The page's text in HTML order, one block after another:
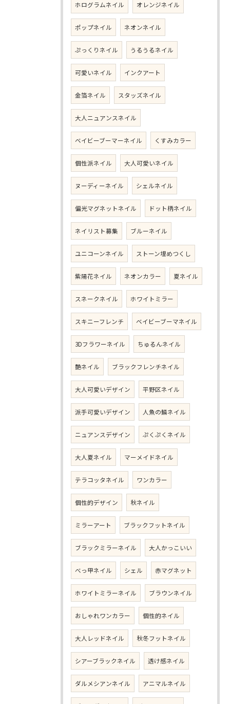
ホログラムネイル オレンジネイル
ポップネイル ネオンネイル
ぷっくりネイル うるうるネイル
可愛いネイル インクアート
金箔ネイル スタッズネイル
大人ニュアンスネイル
ベイビーブーマーネイル くすみカラー
個性派ネイル 大人可愛いネイル
ヌーディーネイル シェルネイル
偏光マグネットネイル ドット柄ネイル
ネイリスト募集 ブルーネイル
ユニコーンネイル ストーン埋めつくし
紫陽花ネイル ネオンカラー 夏ネイル
スネークネイル ホワイトミラー
スキニーフレンチ ベイビーブーマネイル
3Dフラワーネイル ちゅるんネイル
艶ネイル ブラックフレンチネイル
大人可愛いデザイン 平野区ネイル
派手可愛いデザイン 人魚の鱗ネイル
ニュアンスデザイン ぷくぷくネイル
大人夏ネイル マーメイドネイル
テラコッタネイル ワンカラー
個性的デザイン 秋ネイル
ミラーアート ブラックフットネイル
ブラックミラーネイル 大人かっこいい
べっ甲ネイル シェル 赤マグネット
ホワイトミラーネイル ブラウンネイル
おしゃれワンカラー 個性的ネイル
大人レッドネイル 秋冬フットネイル
シアーブラックネイル 透け感ネイル
ダルメシアンネイル アニマルネイル